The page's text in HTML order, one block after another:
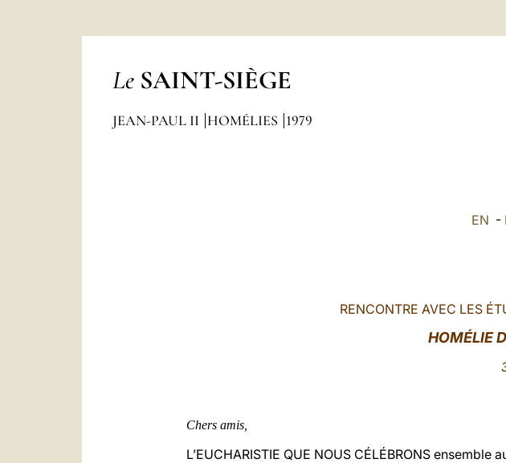
Le SAINT-SIÈGE
JEAN-PAUL II HOMÉLIES 1979
EN -
RENCONTRE AVEC LES
HOMÉLIE
Chers amis,
L’EUCHARISTIE QUE NOUS CÉLÉBRONS